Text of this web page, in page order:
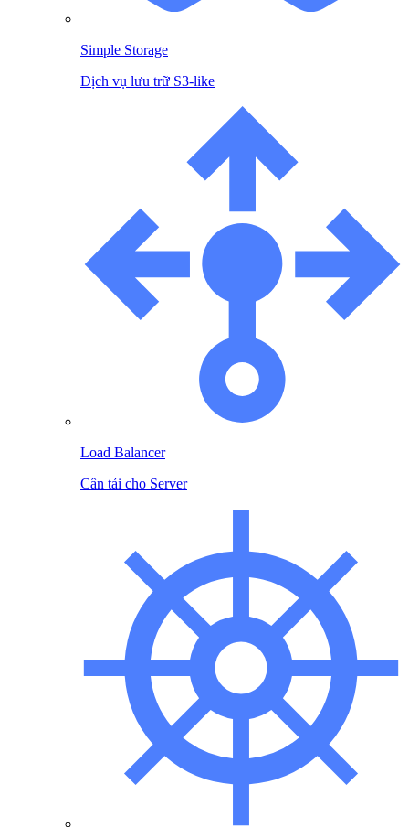
Simple Storage
Dịch vụ lưu trữ S3-like
Load Balancer
Cân tải cho Server